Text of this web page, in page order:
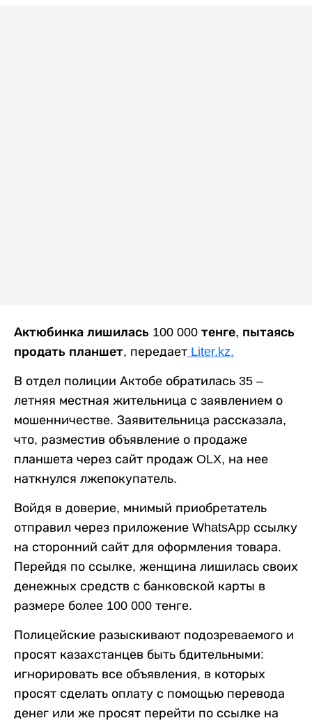
Актюбинка лишилась 100 000 тенге, пытаясь
продать планшет, передает Liter.kz.
В отдел полиции Актобе обратилась 35 –
летняя местная жительница с заявлением о
мошенничестве. Заявительница рассказала,
что, разместив объявление о продаже
планшета через сайт продаж OLX, на нее
наткнулся лжепокупатель.
Войдя в доверие, мнимый приобретатель
отправил через приложение WhatsApp ссылку
на сторонний сайт для оформления товара.
Перейдя по ссылке, женщина лишилась своих
денежных средств с банковской карты в
размере более 100 000 тенге.
Полицейские разыскивают подозреваемого и
просят казахстанцев быть бдительными:
игнорировать все объявления, в которых
просят сделать оплату с помощью перевода
денег или же просят перейти по ссылке на